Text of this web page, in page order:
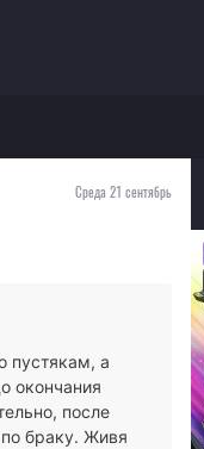
Среда 21 сентябрь
пустякам, а
окончания
после
браку. Живя